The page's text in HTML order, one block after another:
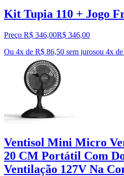
Kit Tupia 110 + Jogo
Preço R$ 346,00R$ 346,00
Ou 4x de R$ 86,50 sem jurosou 4x de
Ventisol Mini Micro
20 CM Portátil Com
Ventilação 127V Na